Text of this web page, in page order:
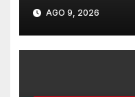
AGO 9, 2026